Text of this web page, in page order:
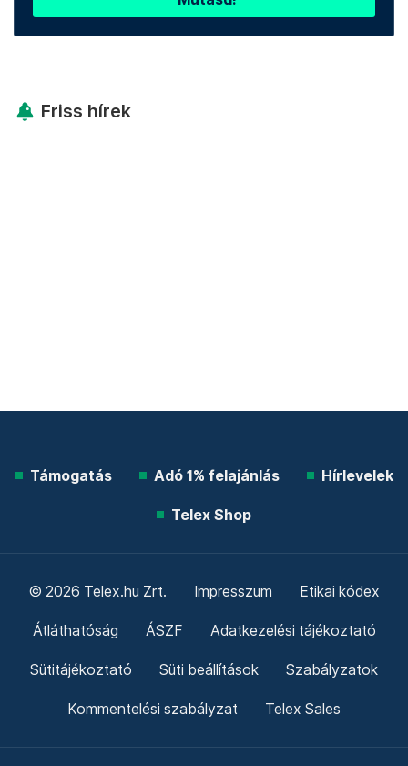
Friss hírek
Támogatás Adó 1% felajánlás Hírlevelek
Telex Shop
© 2026 Telex.hu Zrt. Impresszum Etikai kódex
Átláthatóság ÁSZF Adatkezelési tájékoztató
Sütitájékoztató Süti beállítások Szabályzatok
Kommentelési szabályzat Telex Sales